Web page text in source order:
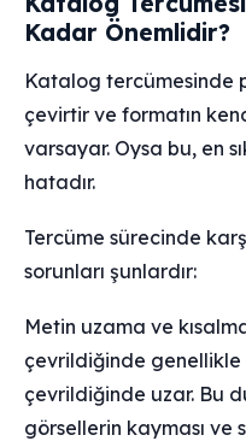
Kadar Önemlidir?
Katalog tercümesinde
çevirtir ve formatın
varsayar. Oysa bu, en
hatadır.
Tercüme sürecinde
sorunları şunlardır:
Metin uzama ve
çevrildiğinde genellikle
çevrildiğinde uzar. Bu
görsellerin kayması ve